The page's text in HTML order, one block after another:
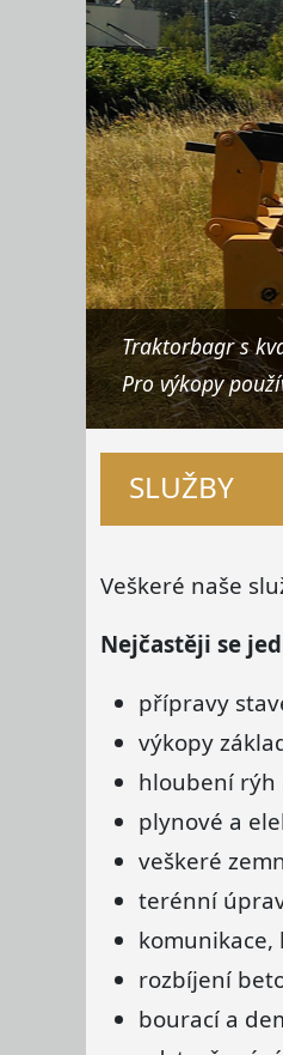
Traktorbagr s
Pro výkopy
SLUŽBY
Veškeré naše
Nejčastěji se
přípravy
výkopy
hloubení rýh
plynové a
veškeré
terénní
komunikace,
rozbíjení
bourací a